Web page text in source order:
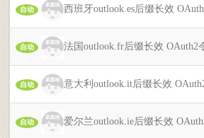
自动 西班牙outlook.es后缀长效
自动 法国outlook.fr后缀长效
自动 意大利outlook.it后缀长效
自动 爱尔兰outlook.ie后缀长效